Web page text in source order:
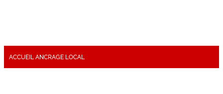
ACCUEIL ANCRAGE LOCAL